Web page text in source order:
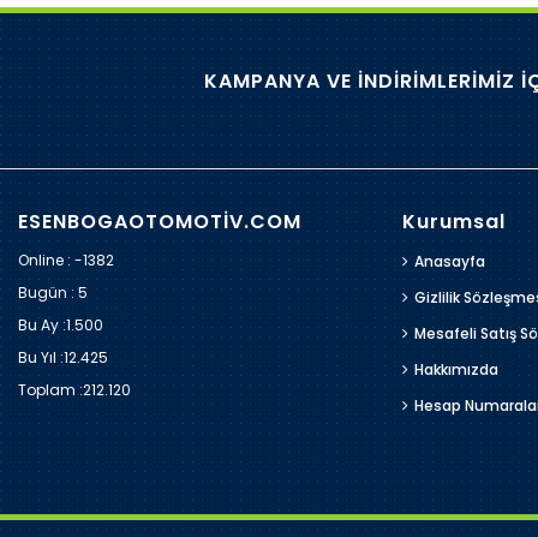
KAMPANYA VE İNDİRİMLERİMİZ
ESENBOGAOTOMOTİV.COM
Online : -1382
Bugün :5
Bu Ay :1.500
Bu Yıl :12.425
Toplam :212.120
Kurumsal
Anasayfa
Gizlilik
Mesafeli Satış
Hakkımızda
Hesap